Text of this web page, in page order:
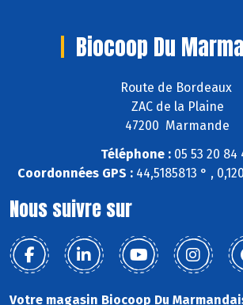
Biocoop Du
Route de Bordeaux
ZAC de la Plaine
47200 Marmande
Téléphone : 05 53 20 84
Coordonnées GPS : 44,5185813 ° ,
Nous suivre sur
Votre magasin Biocoop Du